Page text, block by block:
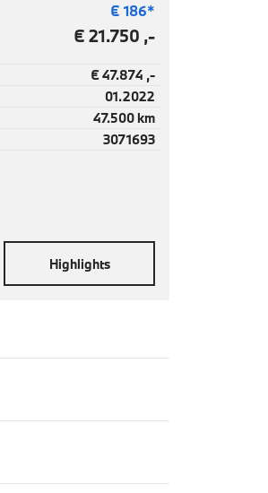
€ 186*
€ 21.750 ,-
€ 47.874 ,-
01.2022
47.500 km
3071693
Highlights